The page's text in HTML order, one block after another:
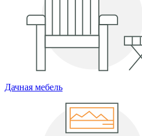
Дачная мебель